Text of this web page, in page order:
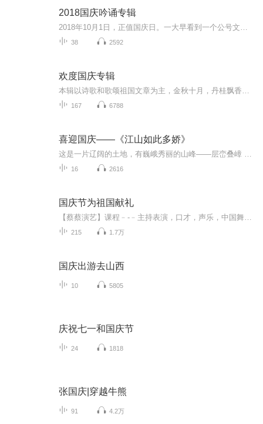
2018国庆吟诵专辑
38 2592
欢度国庆专辑
167 6788
喜迎国庆——《江山如此多娇》
16 2616
国庆节为祖国献礼
215 1.7万
国庆出游去山西
10 5805
庆祝七一和国庆节
24 1818
张国庆|穿越牛熊
91 4.2万